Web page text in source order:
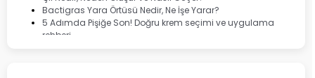
Bactigras Yara Örtüsü Nedir, Ne İşe Yarar?
5 Adımda Pişiğe Son! Doğru krem seçimi ve uygulama
rehberi